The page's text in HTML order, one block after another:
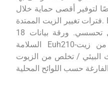
لتوفير أقصى حماية خلال
فترات تغيير الزيت الممتدة. EUH208 - يحتوي على C14 16-
18 ألكيل فينول. قد يحدث تفاعل تحسسي. ورقة بيانات
السلامة Euh210-متوفرة أو مطلوبة. مصنوع من زيت
التلوث البيئي / تخلص من الزيوت